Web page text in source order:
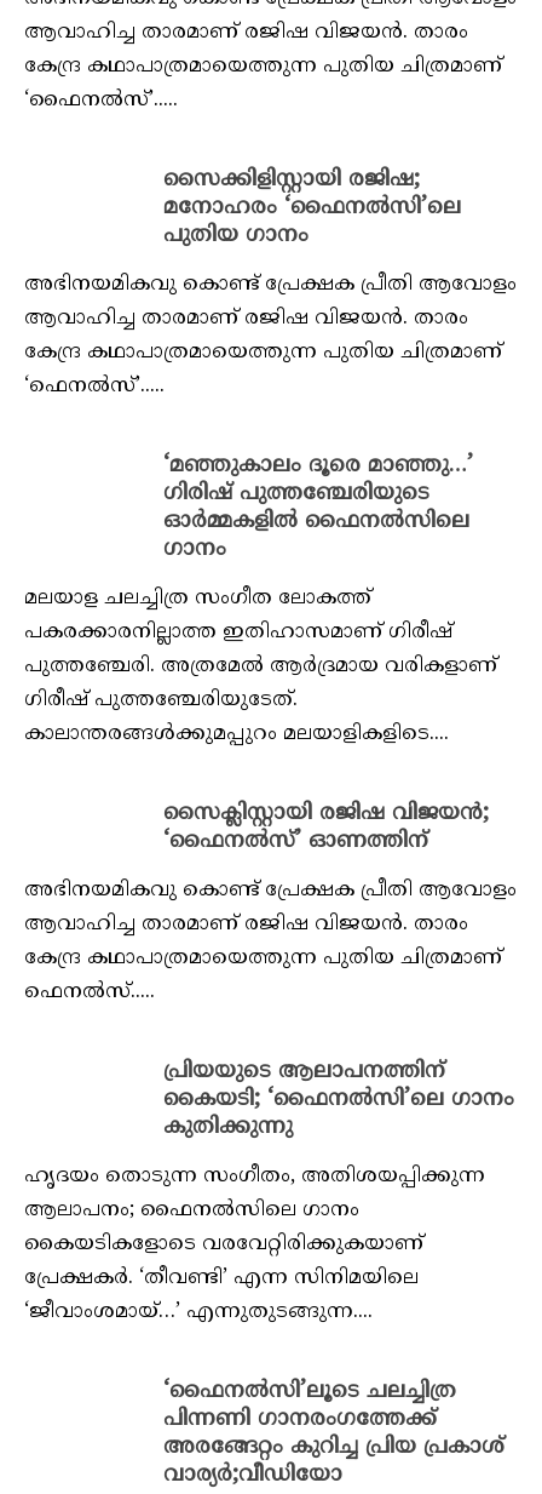
ആവാഹിച്ച താരമാണ് രജിഷ വിജയന്‍. താരം
കേന്ദ്ര കഥാപാത്രമായെത്തുന്ന പുതിയ ചിത്രമാണ്
‘ഫൈനല്‍സ്’.....
സൈക്കിളിസ്റ്റായി രജിഷ;
മനോഹരം ‘ഫൈനല്‍സി’ലെ
പുതിയ ഗാനം
അഭിനയമികവു കൊണ്ട് പ്രേക്ഷക പ്രീതി ആവോളം
ആവാഹിച്ച താരമാണ് രജിഷ വിജയന്‍. താരം
കേന്ദ്ര കഥാപാത്രമായെത്തുന്ന പുതിയ ചിത്രമാണ്
‘ഫെനല്‍സ്’.....
‘മഞ്ഞുകാലം ദൂരെ മാഞ്ഞു…’
ഗിരിഷ് പുത്തഞ്ചേരിയുടെ
ഓര്‍മ്മകളില്‍ ഫൈനല്‍സിലെ
ഗാനം
മലയാള ചലച്ചിത്ര സംഗീത ലോകത്ത്
പകരക്കാരനില്ലാത്ത ഇതിഹാസമാണ് ഗിരീഷ്
പുത്തഞ്ചേരി. അത്രമേല്‍ ആര്‍ദ്രമായ വരികളാണ്
ഗിരീഷ് പുത്തഞ്ചേരിയുടേത്.
കാലാന്തരങ്ങള്‍ക്കുമപ്പുറം മലയാളികളിടെ....
സൈക്ലിസ്റ്റായി രജിഷ വിജയന്‍;
‘ഫൈനല്‍സ്’ ഓണത്തിന്
അഭിനയമികവു കൊണ്ട് പ്രേക്ഷക പ്രീതി ആവോളം
ആവാഹിച്ച താരമാണ് രജിഷ വിജയന്‍. താരം
കേന്ദ്ര കഥാപാത്രമായെത്തുന്ന പുതിയ ചിത്രമാണ്
ഫെനല്‍സ്.....
പ്രിയയുടെ ആലാപനത്തിന്
കൈയടി; ‘ഫൈനല്‍സി’ലെ ഗാനം
കുതിക്കുന്നു
ഹൃദയം തൊടുന്ന സംഗീതം, അതിശയപ്പിക്കുന്ന
ആലാപനം; ഫൈനല്‍സിലെ ഗാനം
കൈയടികളോടെ വരവേറ്റിരിക്കുകയാണ്
പ്രേക്ഷകര്‍. ‘തീവണ്ടി’ എന്ന സിനിമയിലെ
‘ജീവാംശമായ്…’ എന്നുതുടങ്ങുന്ന....
‘ഫൈനല്‍സി’ലൂടെ ചലച്ചിത്ര
പിന്നണി ഗാനരംഗത്തേക്ക്
അരങ്ങേറ്റം കുറിച്ച പ്രിയ പ്രകാശ്
വാര്യര്‍;വീഡിയോ